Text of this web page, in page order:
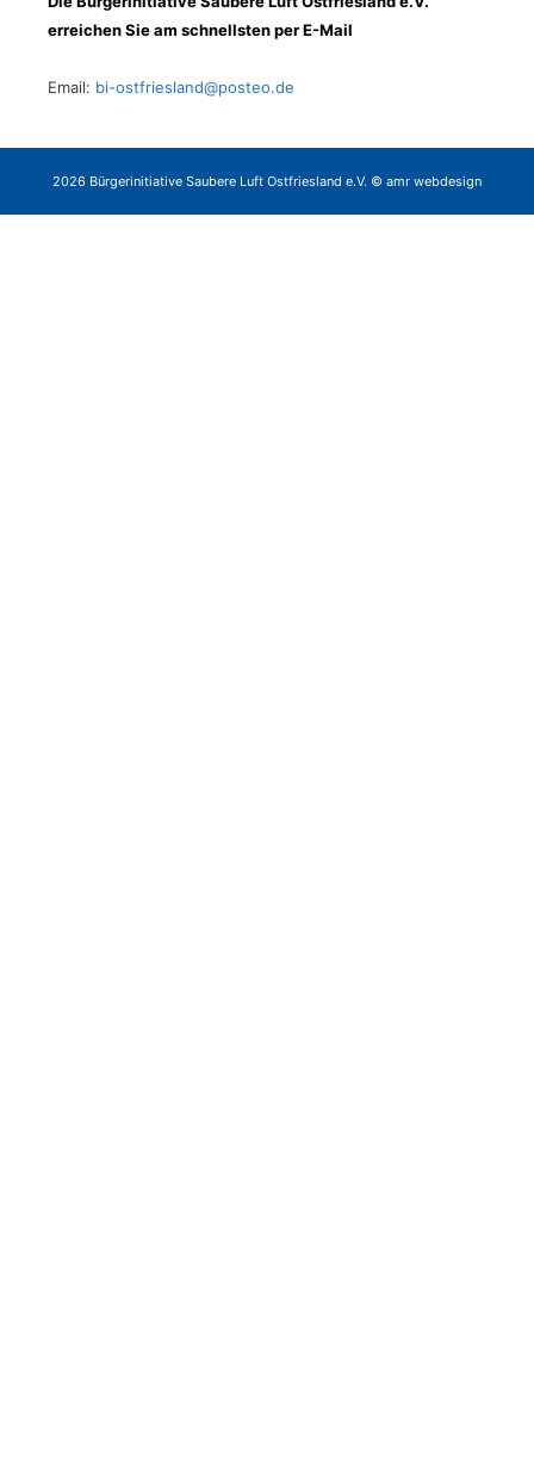
erreichen Sie am schnellsten per E-Mail
Email: bi-ostfriesland@posteo.de
2026 Bürgerinitiative Saubere Luft Ostfriesland e.V. © amr webdesign